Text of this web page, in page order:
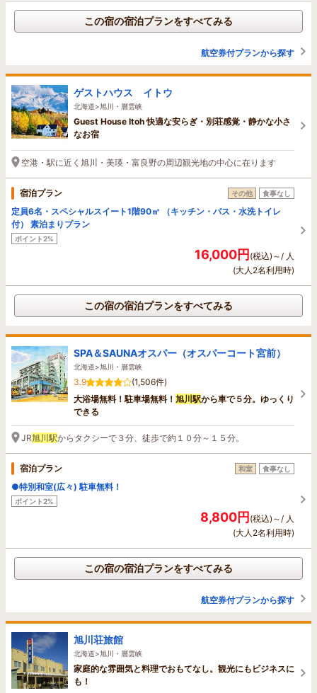
この宿の宿泊プランをすべてみる
航空券付プランから探す
ゲストハウス イトウ
北海道>旭川・層雲峡
Guest House Itoh 快適な安らぎ・別荘感覚・静かな小さ
なお宿
空港・駅に近く旭川・美瑛・富良野の周辺観光地の中心に在ります
宿泊プラン その他 食事なし
定員6名・スペシャルスイート1階90㎡ （キッチン・バス・水洗トイレ
付） 素泊まりプラン
ポイント2%
16,000円(税込)～/ 人
(大人2名利用時)
この宿の宿泊プランをすべてみる
SPA＆SAUNAオスパー（オスパーコート宮前）
北海道>旭川・層雲峡
3.9
(1,506件)
大浴場無料！駐車場無料！ 旭川駅から車で５分。ゆっくり
できる
JR旭川駅からタクシーで３分、徒歩で約１０分～１５分。
宿泊プラン 和室 食事なし
●特別和室(広々) 駐車無料！
ポイント2%
8,800円(税込)～/ 人
(大人2名利用時)
この宿の宿泊プランをすべてみる
航空券付プランから探す
旭川荘旅館
北海道>旭川・層雲峡
家庭的な雰囲気と料理でおもてなし。観光にもビジネスに
も！